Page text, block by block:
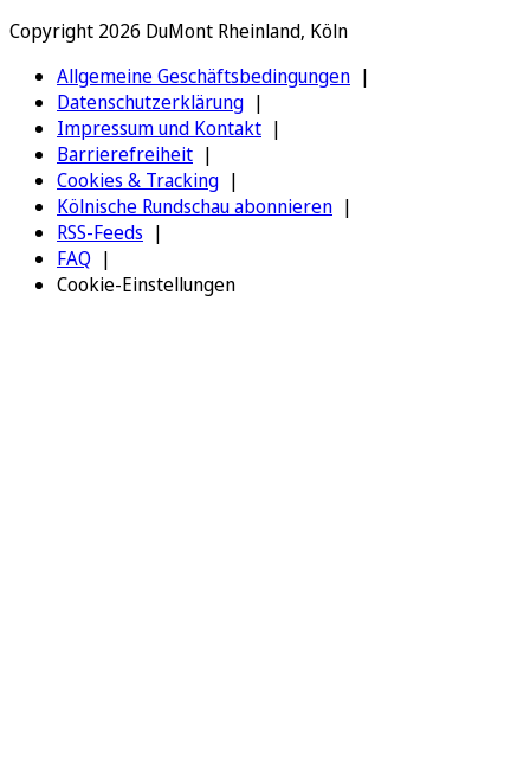
Copyright 2026 DuMont Rheinland, Köln
Allgemeine Geschäftsbedingungen
Datenschutzerklärung
Impressum und Kontakt
Barrierefreiheit
Cookies & Tracking
Kölnische Rundschau abonnieren
RSS-Feeds
FAQ
Cookie-Einstellungen